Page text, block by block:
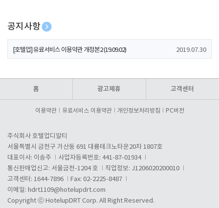
공지사항
[호텔업] 개인정보 처리방침 개정본1 (19.09.02)
[호텔업] 유료서비스 이용약관 개정본2 (19.09.02) 2019.07.30
홈 광고제휴 고객센터
이용약관 유료서비스 이용약관 개인정보처리방침 PC버전
주식회사 호텔업디알티
서울특별시 금천구 가산동 691 대륭테크노타운20차 1807호
대표이사: 이송주
사업자등록번호: 441-87-01934
통신판매업신고: 서울금천-1204 호
직업정보: J1206020200010
고객센터: 1644-7896
Fax: 02-2225-8487
이메일: hdrt1109@hotelupdrt.com
Copyright ⓒ HotelupDRT Corp. All Right Reserved.